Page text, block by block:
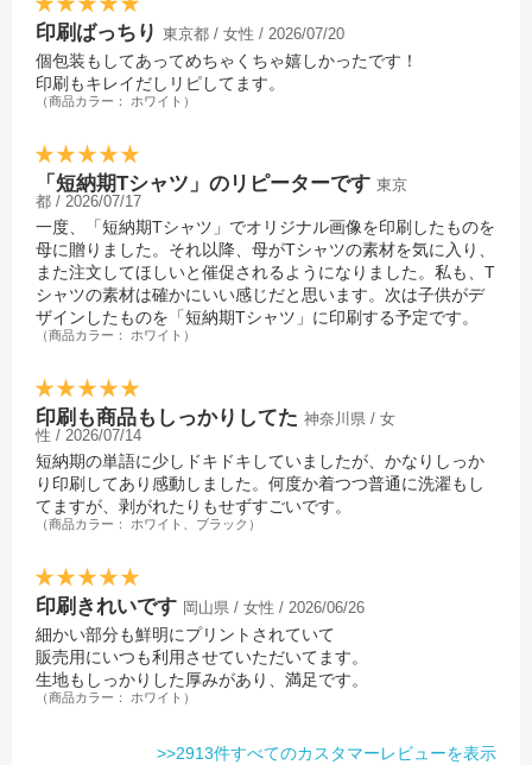
クラスTシャツ・チームTシャ
ツにオススメのTシャツが勢ぞ
レモンのイラストデザインが映
えるオリジナルのクラスTシャ
ツ
人に、ぜひおすすめです！
ヘビロテしても安心！GILDAN
ジャパンフィットTシャツを見
てみる
★チームや仲間、クラスでお揃
う！★
早くて安いオリジナルプリン
ト.jpで思い出に残るオリジナル
のクラスTシャツ・チームTシ
ャツを作りませんか？
クラスTシャツ・チームTシャ
ツにオススメのTシャツが勢ぞ
ろい！
関連記事
チームのロゴをプリントしてオ
リジナルのチームTシャツを作
成！
チームオーダーに最適！
GILDAN ジャパンフィットTシ
ャツを見てみる
早くて安いオリジナルプリン
ト.jpで思い出に残るオリジナル
ャツを作りませんか？
クラスTシャツ・チームTシャ
ツにオススメのTシャツが勢ぞ
ろい！
関連記事
野球チームのオリジナルTシャ
印刷ばっちり 東京都 / 女性 / 2026/07/20
個包装もしてあってめちゃくちゃ嬉しかったです！
印刷もキレイだしリピしてます。
（商品カラー： ホワイト）
「短納期Tシャツ」のリピーターです 東京
都 / 2026/07/17
一度、「短納期Tシャツ」でオリジナル画像を印刷したものを
母に贈りました。それ以降、母がTシャツの素材を気に入り、
また注文してほしいと催促されるようになりました。私も、T
シャツの素材は確かにいい感じだと思います。次は子供がデ
ザインしたものを「短納期Tシャツ」に印刷する予定です。
（商品カラー： ホワイト）
印刷も商品もしっかりしてた 神奈川県 / 女
性 / 2026/07/14
短納期の単語に少しドキドキしていましたが、かなりしっか
り印刷してあり感動しました。何度か着つつ普通に洗濯もし
てますが、剥がれたりもせずすごいです。
（商品カラー： ホワイト、ブラック）
印刷きれいです 岡山県 / 女性 / 2026/06/26
細かい部分も鮮明にプリントされていて
販売用にいつも利用させていただいてます。
生地もしっかりした厚みがあり、満足です。
（商品カラー： ホワイト）
>>2913件すべてのカスタマーレビューを表示